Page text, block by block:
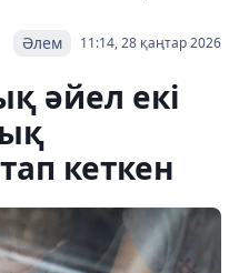
11:14, 28 қаңтар 2026
Әлем
әйел екі
кеткен